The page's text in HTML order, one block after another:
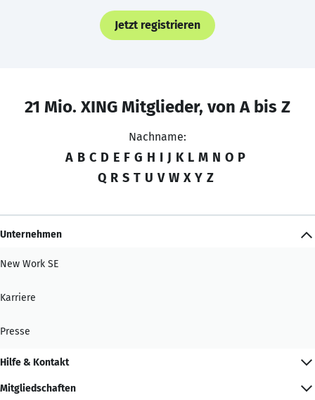
Jetzt registrieren
21 Mio. XING Mitglieder, von A bis Z
Nachname:
A B C D E F G H I J K L M N O P
Q R S T U V W X Y Z
Unternehmen
New Work SE
Karriere
Presse
Hilfe & Kontakt
Mitgliedschaften